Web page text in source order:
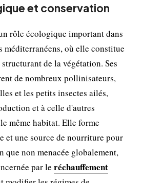
et conservation
rôle écologique important dans
méditerranéens, où elle constitue
de la végétation. Ses
de nombreux pollinisateurs,
et les petits insectes ailés,
et à celle d'autres
même habitat. Elle forme
et une source de nourriture pour
que non menacée globalement,
par le réchauffement